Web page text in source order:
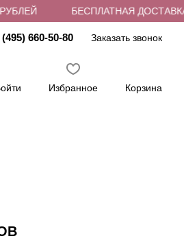
БЕСПЛАТНАЯ ДОСТАВКА
660-50-80 Заказать звонок
Избранное Корзина